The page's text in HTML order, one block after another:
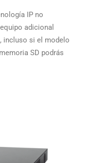
IP no
adicional
incluso si el modelo
SD podrás